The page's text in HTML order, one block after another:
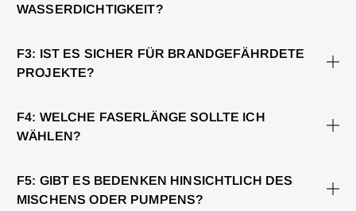
WASSERDICHTIGKEIT?
F3: IST ES SICHER FÜR BRANDGEFÄHRDETE
PROJEKTE?
F4: WELCHE FASERLÄNGE SOLLTE ICH
WÄHLEN?
F5: GIBT ES BEDENKEN HINSICHTLICH DES
MISCHENS ODER PUMPENS?